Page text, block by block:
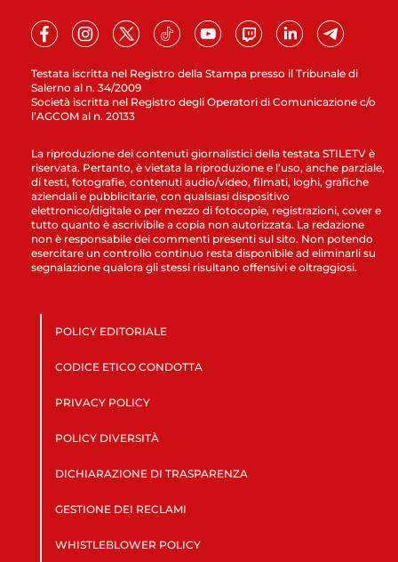
Testata iscritta nel Registro della Stampa presso il Tribunale di
Salerno al n. 34/2009
Società iscritta nel Registro degli Operatori di Comunicazione c/o
l’AGCOM al n. 20133
La riproduzione dei contenuti giornalistici della testata STILETV è
riservata. Pertanto, è vietata la riproduzione e l’uso, anche parziale,
di testi, fotografie, contenuti audio/video, filmati, loghi, grafiche
aziendali e pubblicitarie, con qualsiasi dispositivo
elettronico/digitale o per mezzo di fotocopie, registrazioni, cover e
tutto quanto è ascrivibile a copia non autorizzata. La redazione
non è responsabile dei commenti presenti sul sito. Non potendo
esercitare un controllo continuo resta disponibile ad eliminarli su
segnalazione qualora gli stessi risultano offensivi e oltraggiosi.
POLICY EDITORIALE
CODICE ETICO CONDOTTA
PRIVACY POLICY
POLICY DIVERSITÀ
DICHIARAZIONE DI TRASPARENZA
GESTIONE DEI RECLAMI
WHISTLEBLOWER POLICY